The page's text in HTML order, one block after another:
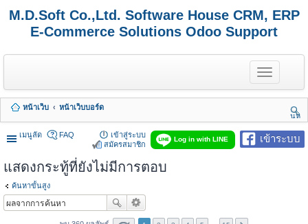
M.D.Soft Co.,Ltd. Software House CRM, ERP
E-Commerce Solutions Odoo Support
T
o
g
e
n
a
หน้าเว็บ
หน้าเว็บบอร์ด
นห
า
เมนูลัด
เข้าระบบ
Log in with LINE
FAQ
เข้าสู่ระบบ
สมัครสมาชิก
แสดงกระทู้ที่ยังไม่มีการตอบ
ค้นหาขั้นสูง